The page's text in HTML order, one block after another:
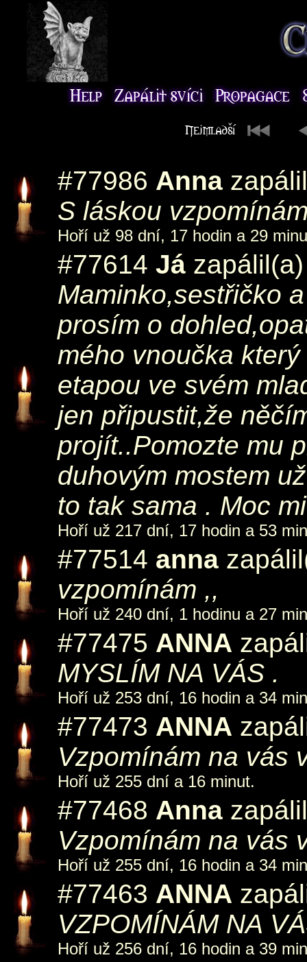
#77986 Anna
S láskou
Hoří už 98 dní, 17 hodin a 29
#77614 Já
Maminko,sestřičko
prosím o
mého vnoučka
etapou ve svém
jen připustit,že
projít..Pomozte mu
duhovým mostem
to tak sama . Moc
Hoří už 217 dní, 17 hodin a 53
#77514 anna
vzpomínám ,,
Hoří už 240 dní, 1 hodinu a 27
#77475 ANNA
MYSLÍM NA VÁS .
Hoří už 253 dní, 16 hodin a 34
#77473 ANNA
Vzpomínám na vás
Hoří už 255 dní a 16 minut.
#77468 Anna
Vzpomínám na vás
Hoří už 255 dní, 16 hodin a 34
#77463 ANNA
VZPOMÍNÁM NA
Hoří už 256 dní, 16 hodin a 39